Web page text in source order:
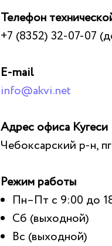
Телефон
+7 (8352) 32-07-07
E-mail
info@akvi.net
Адрес офиса Кугеси
Чебоксарский р-н,
Режим работы
Пн–Пт с 9:00 до
Сб (выходной)
Вс (выходной)